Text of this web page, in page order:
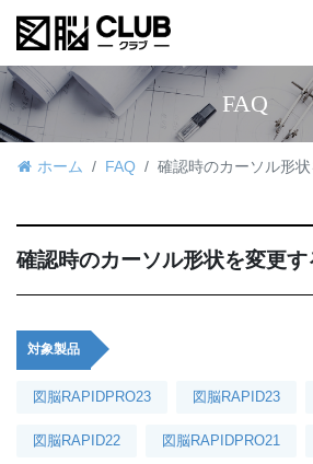
FAQ
ホーム FAQ 確認時のカーソル形
確認時のカーソル形状を変更す
対象製品
図脳RAPIDPRO23 図脳RAPID23
図脳RAPID22 図脳RAPIDPRO21